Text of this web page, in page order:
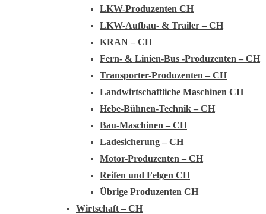
LKW-Produzenten CH
LKW-Aufbau- & Trailer – CH
KRAN – CH
Fern- & Linien-Bus -Produzenten – CH
Transporter-Produzenten – CH
Landwirtschaftliche Maschinen CH
Hebe-Bühnen-Technik – CH
Bau-Maschinen – CH
Ladesicherung – CH
Motor-Produzenten – CH
Reifen und Felgen CH
Übrige Produzenten CH
Wirtschaft – CH